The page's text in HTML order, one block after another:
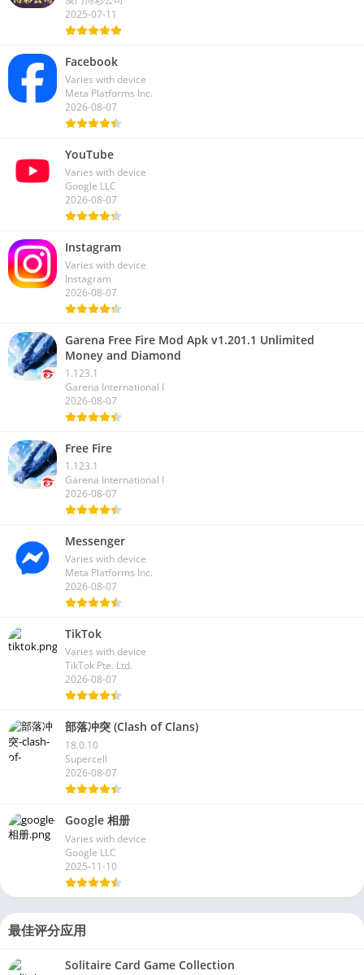
2025-07-11
Facebook
Varies with device
Meta Platforms Inc.
2026-08-07
YouTube
Varies with device
Google LLC
2026-08-07
Instagram
Varies with device
Instagram
2026-08-07
Garena Free Fire Mod Apk v1.201.1 Unlimited
Money and Diamond
1.123.1
Garena International I
2026-08-07
Free Fire
1.123.1
Garena International I
2026-08-07
Messenger
Varies with device
Meta Platforms Inc.
2026-08-07
TikTok
Varies with device
TikTok Pte. Ltd.
2026-08-07
部落冲突 (Clash of Clans)
18.0.10
Supercell
2026-08-07
Google 相册
Varies with device
Google LLC
2025-11-10
最佳评分应用
Solitaire Card Game Collection